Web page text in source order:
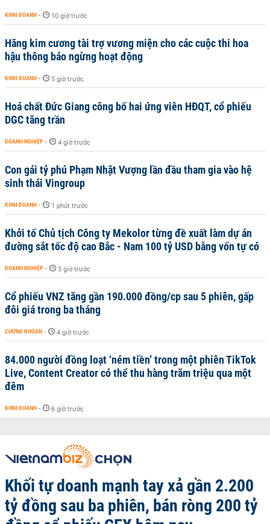
KINH DOANH - 10 giờ trước
Hãng kim cương tài trợ vương miện cho các cuộc thi hoa
hậu thông báo ngừng hoạt động
KINH DOANH - 5 giờ trước
Hoá chất Đức Giang công bố hai ứng viên HĐQT, cổ phiếu
DGC tăng trần
DOANH NGHIỆP - 4 giờ trước
Con gái tỷ phú Phạm Nhật Vượng lần đầu tham gia vào hệ
sinh thái Vingroup
KINH DOANH - 1 phút trước
Khởi tố Chủ tịch Công ty Mekolor từng đề xuất làm dự án
đường sắt tốc độ cao Bắc - Nam 100 tỷ USD bằng vốn tự có
DOANH NGHIỆP - 3 giờ trước
Cổ phiếu VNZ tăng gần 190.000 đồng/cp sau 5 phiên, gấp
đôi giá trong ba tháng
CHỨNG KHOÁN - 4 giờ trước
84.000 người đồng loạt ‘ném tiền’ trong một phiên TikTok
Live, Content Creator có thể thu hàng trăm triệu qua một
đêm
KINH DOANH - 6 giờ trước
Khối tự doanh mạnh tay xả gần 2.200
tỷ đồng sau ba phiên, bán ròng 200 tỷ